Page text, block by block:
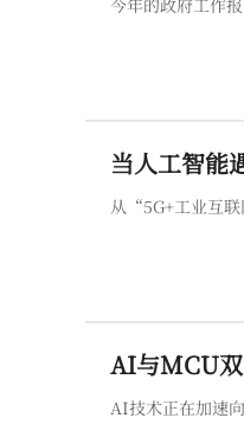
今年的政府工作
当人工智能
从“5G+工业互
AI与MCU
AI技术正在加速